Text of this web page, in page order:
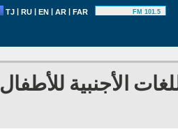
TJ | RU | EN | AR | FAR 101.5 FM
الأجنبية للأطفال